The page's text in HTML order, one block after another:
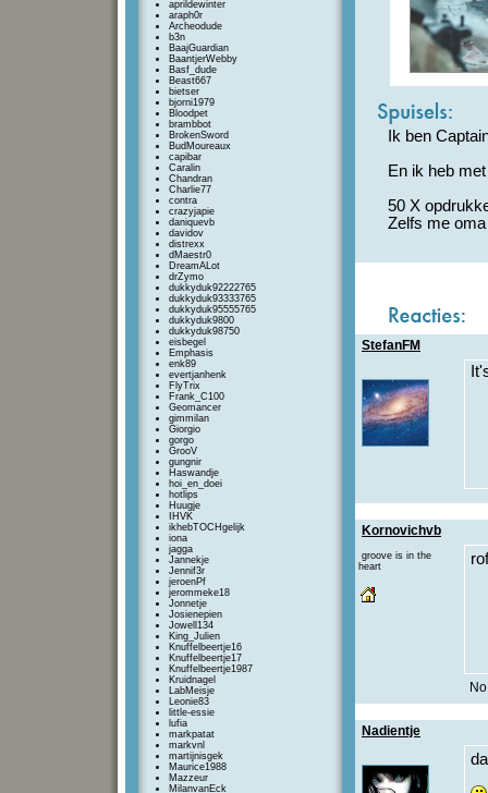
aprildewinter
araph0r
Archeodude
b3n
BaajGuardian
BaantjerWebby
Basf_dude
Beast667
bietser
bjorni1979
Bloodpet
brambbot
BrokenSword
BudMoureaux
capibar
Caralin
Chandran
Charlie77
contra
crazyjapie
daniquevb
davidov
distrexx
dMaestr0
DreamALot
drZymo
dukkyduk92222765
dukkyduk93333765
dukkyduk95555765
dukkyduk9800
dukkyduk98750
eisbegel
Emphasis
enk89
evertjanhenk
FlyTrix
Frank_C100
Geomancer
gimmilan
Giorgio
gorgo
GrooV
gungnir
Haswandje
hoi_en_doei
hotlips
Huugje
IHVK
ikhebTOCHgelijk
iona
jagga
Jannekje
Jennif3r
jeroenPf
jerommeke18
Jonnetje
Josienepien
Jowell134
King_Julien
Knuffelbeertje16
Knuffelbeertje17
Knuffelbeertje1987
Kruidnagel
LabMeisje
Leonie83
little-essie
lufia
markpatat
markvnl
martijnisgek
Maurice1988
Mazzeur
MilanvanEck
Ik ben
En ik heb
50 X
Zelfs me
StefanFM
Kornovichvb
groove is in the
heart
Nadientje